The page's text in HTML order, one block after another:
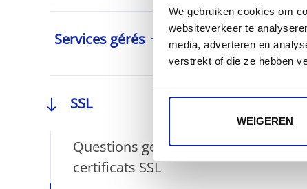
We gebruiken cookies om
websiteverkeer te
media, adverteren en
verstrekt of die ze hebben
WEIGEREN
Services gérés
SSL
Questions générales sur les
certificats SSL